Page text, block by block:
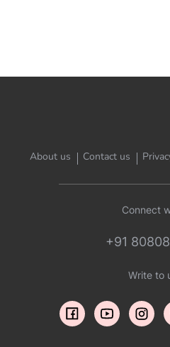
2019 Lok Sabha elections.
About us Contact us
Connect
+91
Write to